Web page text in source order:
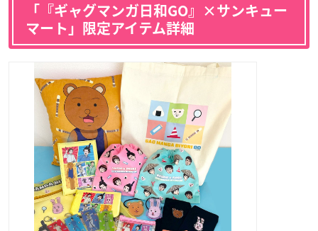
「『ギャグマンガ日和GO』×サンキュー
マート」限定アイテム詳細